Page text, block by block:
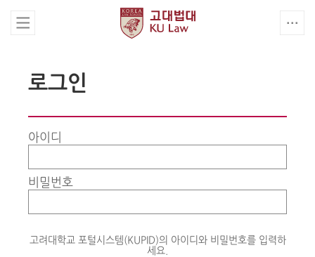
로그인
아이디
비밀번호
고려대학교 포털시스템(KUPID)의 아이디와 비밀번호를 입력하
세요.